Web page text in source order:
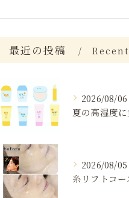
最近の投稿
2026/08/06
2026/08/05
糸リフトコー